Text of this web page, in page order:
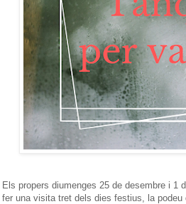
Els propers diumenges 25 de desembre i 1
fer una visita tret dels dies festius, la